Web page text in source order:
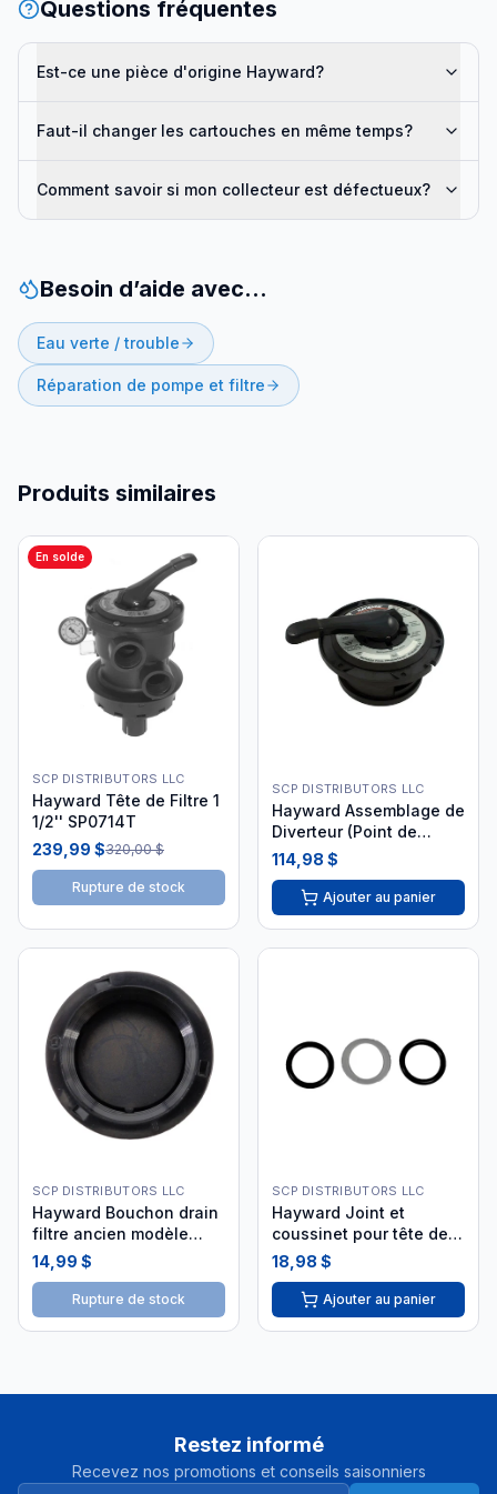
Questions fréquentes
Est-ce une pièce d'origine Hayward?
Faut-il changer les cartouches en même temps?
Comment savoir si mon collecteur est défectueux?
Besoin d’aide avec…
Eau verte / trouble
Réparation de pompe et filtre
Produits similaires
En solde
SCP DISTRIBUTORS LLC
Hayward Tête de Filtre 1
1/2'' SP0714T
239,99 $320,00 $
Rupture de stock
SCP DISTRIBUTORS LLC
Hayward Assemblage de
Diverteur (Point de
Tarte) SPX0714CA
114,98 $
Ajouter au panier
SCP DISTRIBUTORS LLC
Hayward Bouchon drain
filtre ancien modèle
SX180HG
14,99 $
Rupture de stock
SCP DISTRIBUTORS LLC
Hayward Joint et
coussinet pour tête de
filtre SP0714T
18,98 $
Ajouter au panier
Restez informé
Recevez nos promotions et conseils saisonniers